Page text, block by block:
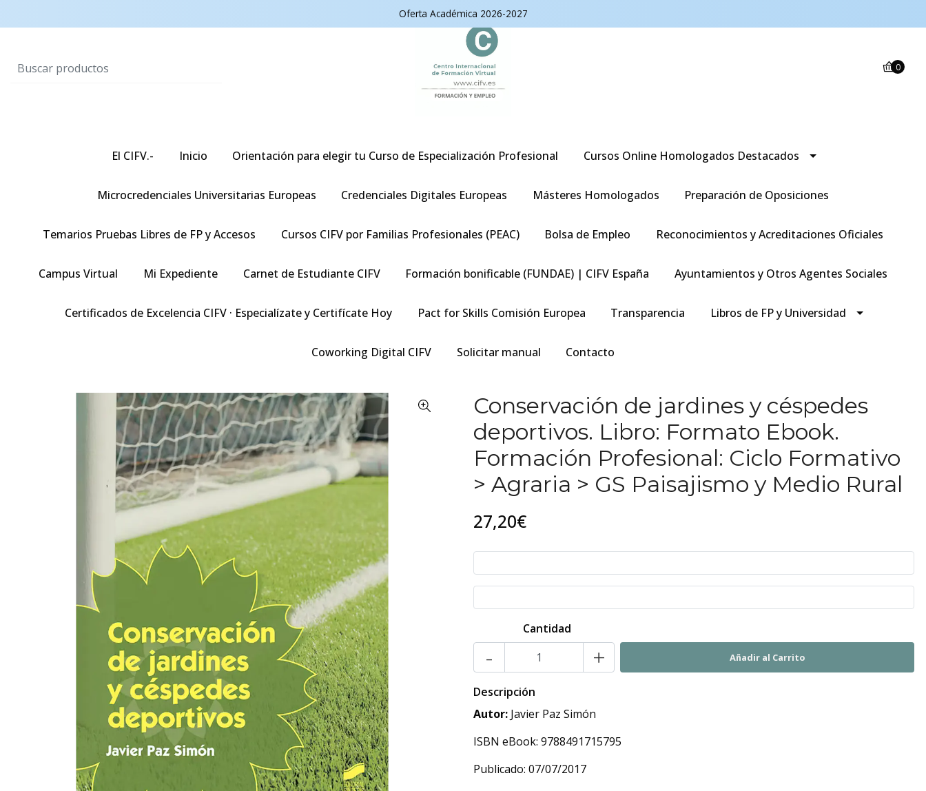
Oferta Académica 2026-2027
0
El CIFV.- Inicio Orientación para elegir tu Curso de Especialización Profesional Cursos Online Homologados Destacados
Microcredenciales Universitarias Europeas Credenciales Digitales Europeas Másteres Homologados Preparación de Oposiciones
Temarios Pruebas Libres de FP y Accesos Cursos CIFV por Familias Profesionales (PEAC) Bolsa de Empleo Reconocimientos y Acreditaciones Oficiales
Campus Virtual Mi Expediente Carnet de Estudiante CIFV Formación bonificable (FUNDAE) | CIFV España Ayuntamientos y Otros Agentes Sociales
Certificados de Excelencia CIFV · Especialízate y Certifícate Hoy Pact for Skills Comisión Europea Transparencia Libros de FP y Universidad
Coworking Digital CIFV Solicitar manual Contacto
Conservación de jardines y céspedes
deportivos. Libro: Formato Ebook.
Formación Profesional: Ciclo Formativo
> Agraria > GS Paisajismo y Medio Rural
27,20€
Cantidad
- +
Descripción
Autor: Javier Paz Simón
ISBN eBook: 9788491715795
Publicado: 07/07/2017